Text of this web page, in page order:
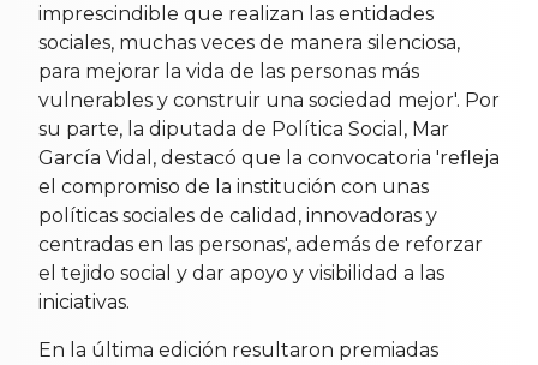
imprescindible que realizan las entidades
sociales, muchas veces de manera silenciosa,
para mejorar la vida de las personas más
vulnerables y construir una sociedad mejor'. Por
su parte, la diputada de Política Social, Mar
García Vidal, destacó que la convocatoria 'refleja
el compromiso de la institución con unas
políticas sociales de calidad, innovadoras y
centradas en las personas', además de reforzar
el tejido social y dar apoyo y visibilidad a las
iniciativas.
En la última edición resultaron premiadas